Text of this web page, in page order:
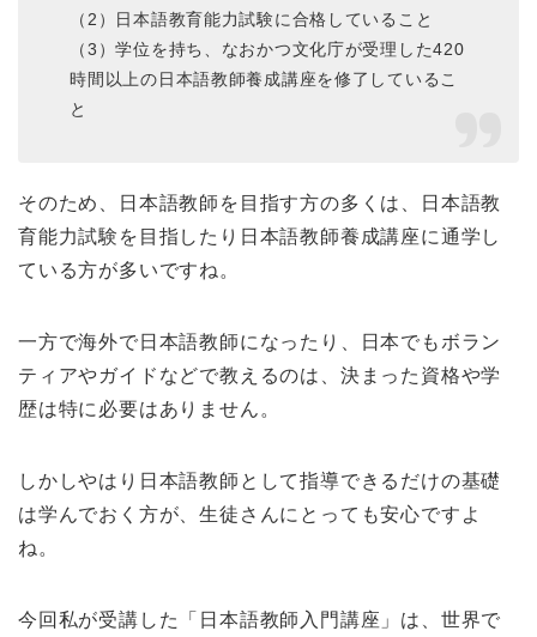
（2）日本語教育能力試験に合格していること
（3）学位を持ち、なおかつ文化庁が受理した420
時間以上の日本語教師養成講座を修了しているこ
と
そのため、日本語教師を目指す方の多くは、日本語教
育能力試験を目指したり日本語教師養成講座に通学し
ている方が多いですね。
一方で海外で日本語教師になったり、日本でもボラン
ティアやガイドなどで教えるのは、決まった資格や学
歴は特に必要はありません。
しかしやはり日本語教師として指導できるだけの基礎
は学んでおく方が、生徒さんにとっても安心ですよ
ね。
今回私が受講した「日本語教師入門講座」は、世界で